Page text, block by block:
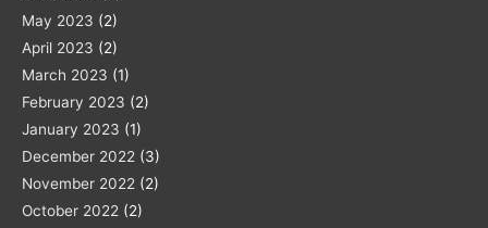
May 2023 (2)
April 2023 (2)
March 2023 (1)
February 2023 (2)
January 2023 (1)
December 2022 (3)
November 2022 (2)
October 2022 (2)